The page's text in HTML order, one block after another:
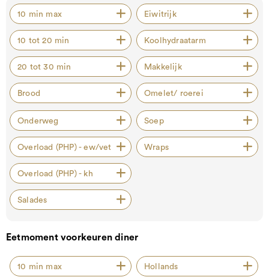
10 min max
10 tot 20 min
20 tot 30 min
Brood
Eiwitrijk
Koolhydraatarm
Makkelijk
Omelet/ roerei
Onderweg
Overload (PHP) - ew/vet
Overload (PHP) - kh
Salades
Soep
Wraps
Eetmoment voorkeuren diner
10 min max Hollands